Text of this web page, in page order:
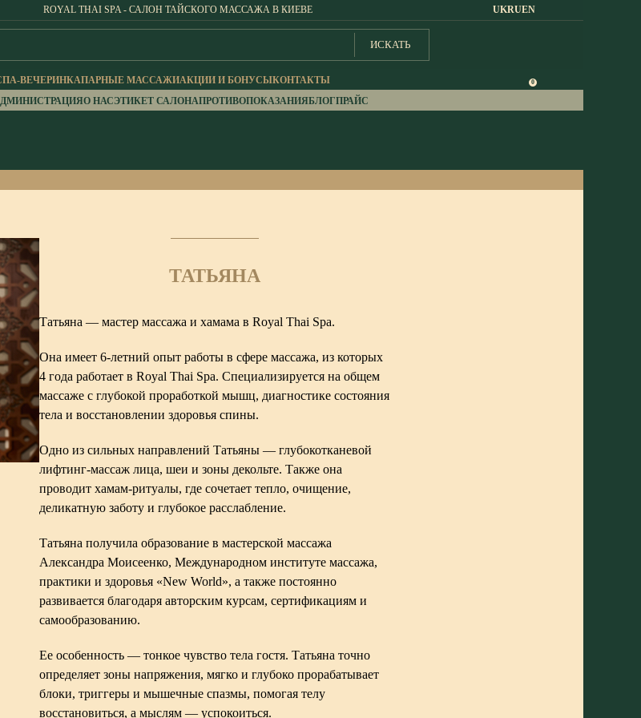
ROYAL THAI SPA - САЛОН ТАЙСКОГО МАССАЖА В КИЕВЕ UKRUEN
ИСКАТЬ
0
ВЕЧЕРИНКАПАРНЫЕ МАССАЖИАКЦИИ И БОНУСЫКОНТАКТЫ
О НАСЭТИКЕТ САЛОНАПРОТИВОПОКАЗАНИЯБЛОГПРАЙС
ТАТЬЯНА
Татьяна — мастер массажа и хамама в Royal Thai Spa.
Она имеет 6-летний опыт работы в сфере массажа, из которых
4 года работает в Royal Thai Spa. Специализируется на общем
массаже с глубокой проработкой мышц, диагностике состояния
тела и восстановлении здоровья спины.
Одно из сильных направлений Татьяны — глубокотканевой
лифтинг-массаж лица, шеи и зоны декольте. Также она
проводит хамам-ритуалы, где сочетает тепло, очищение,
деликатную заботу и глубокое расслабление.
Татьяна получила образование в мастерской массажа
Александра Моисеенко, Международном институте массажа,
практики и здоровья «New World», а также постоянно
развивается благодаря авторским курсам, сертификациям и
самообразованию.
Ее особенность — тонкое чувство тела гостя. Татьяна точно
определяет зоны напряжения, мягко и глубоко прорабатывает
блоки, триггеры и мышечные спазмы, помогая телу
восстановиться, а мыслям — успокоиться.